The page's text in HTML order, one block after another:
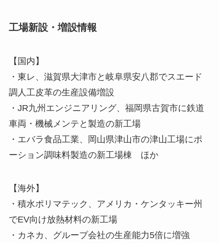
工場新設・増設情報
【国内】
・東レ、滋賀県大津市と岐阜県安八郡でスエード
調人工皮革の生産設備増設
・JR九州エンジニアリング、福岡県古賀市に鉄道
車両・機械メンテと製造の新工場
・エバラ食品工業、岡山県津山市の津山工場にポ
ーション調味料製造の新工場棟 ほか
【海外】
・積水ポリマテック、アメリカ・ケンタッキー州
でEV向け放熱材料の新工場
・カネカ、グループ会社の生産能力5倍に増強